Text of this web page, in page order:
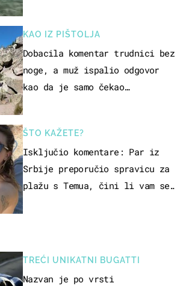
KAO IZ PIŠTOLJA
Dobacila komentar trudnici bez
noge, a muž ispalio odgovor
kao da je samo čekao…
ŠTO KAŽETE?
Isključio komentare: Par iz
Srbije preporučio spravicu za
plažu s Temua, čini li vam se
TREĆI UNIKATNI BUGATTI
Nazvan je po vrsti